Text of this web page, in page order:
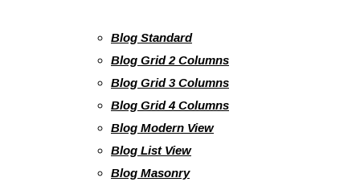
Blog Standard
Blog Grid 2 Columns
Blog Grid 3 Columns
Blog Grid 4 Columns
Blog Modern View
Blog List View
Blog Masonry